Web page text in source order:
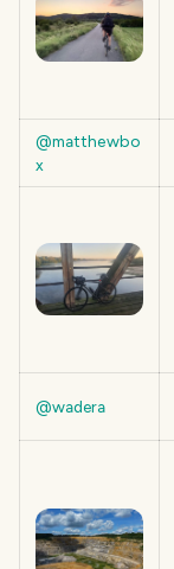
@matthewbo
x
@wadera